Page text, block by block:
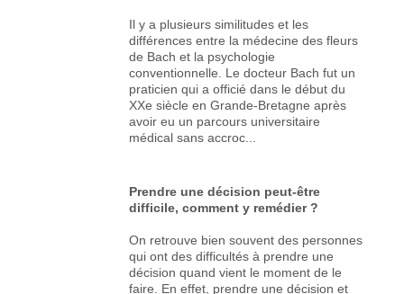
Il y a plusieurs similitudes et les
différences entre la médecine des fleurs
de Bach et la psychologie
conventionnelle. Le docteur Bach fut un
praticien qui a officié dans le début du
XXe siècle en Grande-Bretagne après
avoir eu un parcours universitaire
médical sans accroc...
Prendre une décision peut-être
difficile, comment y remédier ?
On retrouve bien souvent des personnes
qui ont des difficultés à prendre une
décision quand vient le moment de le
faire. En effet, prendre une décision et